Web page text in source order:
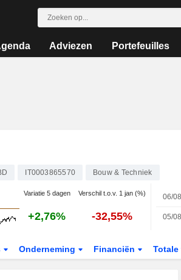
Adviezen Portefeuilles
IT0003865570 Bouw & Techniek
Variatie 5 dagen Verschil t.o.v. 1 jan (%)
+2,76% -32,55%
06/08
05/08
Onderneming Financiën Totale